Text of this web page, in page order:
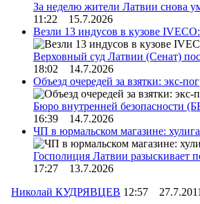
За неделю жители Латвии снова
11:22 15.7.2026
Везли 13 индусов в кузове
Верховный суд Латвии (Сенат)
18:02 14.7.2026
Объезд очередей за взятки: экс-
Бюро внутренней безопасности
16:39 14.7.2026
ЧП в юрмальском магазине:
Госполиция Латвии разыскивает
17:27 13.7.2026
Николай КУДРЯВЦЕВ 12:57 27.7.2011